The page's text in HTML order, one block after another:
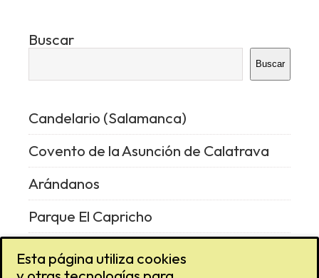
Buscar
Buscar
Candelario (Salamanca)
Covento de la Asunción de Calatrava
Arándanos
Parque El Capricho
Vencejo
Esta página utiliza cookies